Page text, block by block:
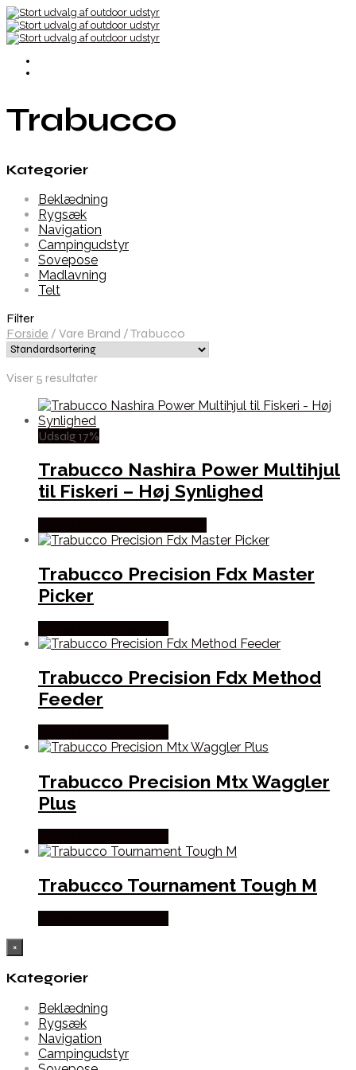
Trabucco
Kategorier
Beklædning
Rygsæk
Navigation
Campingudstyr
Sovepose
Madlavning
Telt
Filter
Forside / Vare Brand /Trabucco
Viser 5 resultater
Udsalg 17%
Trabucco Nashira Power Multihjul
til Fiskeri – Høj Synlighed
Trabucco Precision Fdx Master
Picker
Trabucco Precision Fdx Method
Feeder
Trabucco Precision Mtx Waggler
Plus
Trabucco Tournament Tough M
×
Kategorier
Beklædning
Rygsæk
Navigation
Campingudstyr